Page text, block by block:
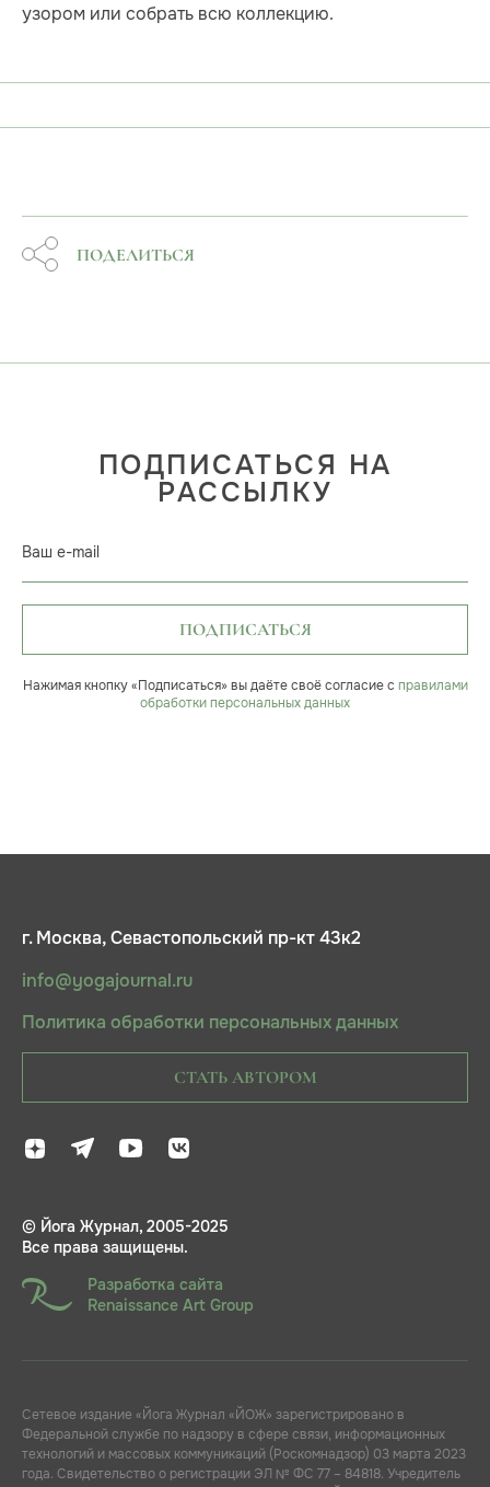
узором или собрать всю коллекцию.
ПОДЕЛИТЬСЯ
ПОДПИСАТЬСЯ НА
РАССЫЛКУ
Ваш e-mail
ПОДПИСАТЬСЯ
Нажимая кнопку «Подписаться» вы даёте своё согласие с правилами
обработки персональных данных
г. Москва, Севастопольский пр-кт 43к2
info@yogajournal.ru
Политика обработки персональных данных
СТАТЬ АВТОРОМ
© Йога Журнал, 2005-2025
Все права защищены.
Разработка сайта
Renaissance Art Group
Сетевое издание «Йога Журнал «ЙОЖ» зарегистрировано в
Федеральной службе по надзору в сфере связи, информационных
технологий и массовых коммуникаций (Роскомнадзор) 03 марта 2023
года. Свидетельство о регистрации ЭЛ № ФС 77 – 84818. Учредитель